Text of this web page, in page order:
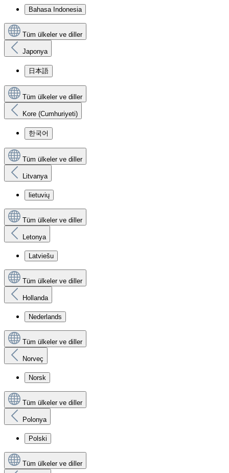
Bahasa Indonesia
Tüm ülkeler ve diller
Japonya
日本語
Tüm ülkeler ve diller
Kore (Cumhuriyeti)
한국어
Tüm ülkeler ve diller
Litvanya
lietuvių
Tüm ülkeler ve diller
Letonya
Latviešu
Tüm ülkeler ve diller
Hollanda
Nederlands
Tüm ülkeler ve diller
Norveç
Norsk
Tüm ülkeler ve diller
Polonya
Polski
Tüm ülkeler ve diller